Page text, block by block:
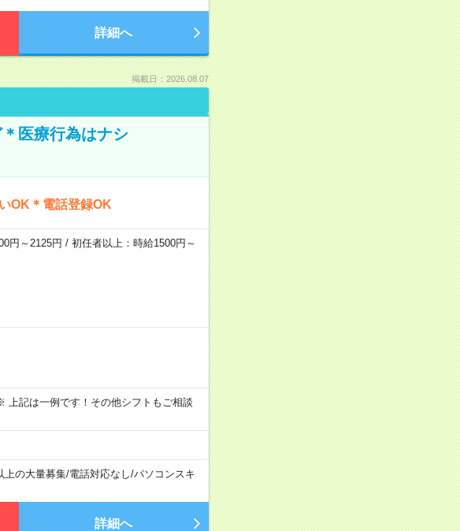
詳細へ
掲載日：2026.08.07
医療行為はナシ
OK＊電話登録OK
円～2125円 / 初任者以上：時給1500円～
上記は一例です！その他シフトもご相談
上の大量募集/電話対応なし/パソコンスキ
詳細へ